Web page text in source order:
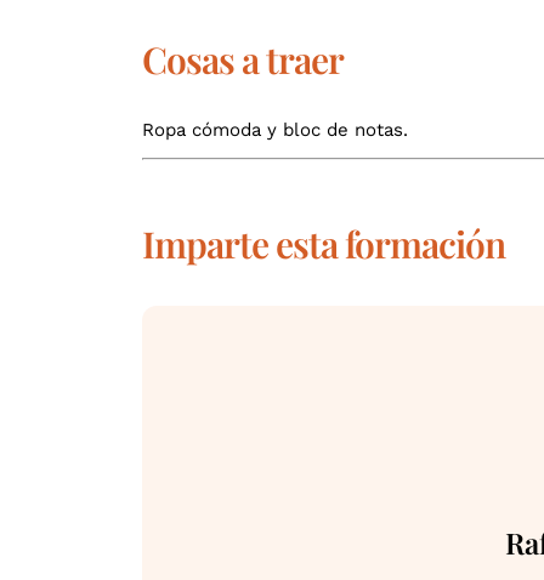
Cosas a traer
Ropa cómoda y bloc de notas.
Imparte esta formación